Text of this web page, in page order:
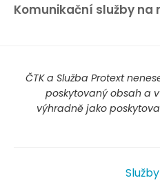
Komunikační služby na
ČTK a Služba Protext
poskytovaný obsah a
výhradně jako